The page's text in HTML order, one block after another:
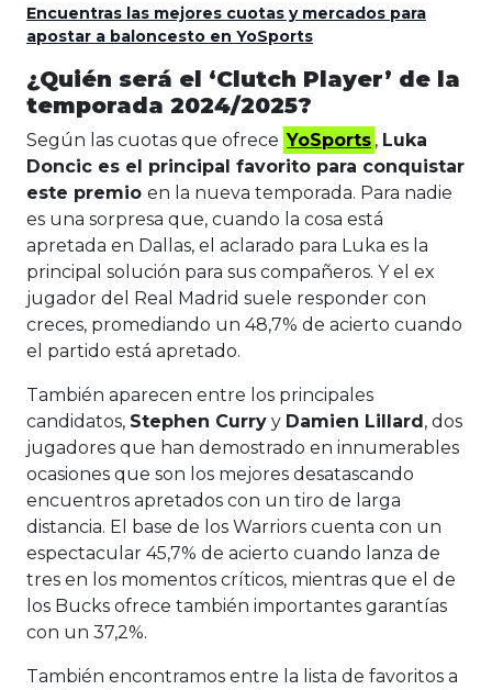
Encuentras las mejores cuotas y mercados para
apostar a baloncesto en YoSports
¿Quién será el ‘Clutch Player’ de la
temporada 2024/2025?
Según las cuotas que ofrece YoSports , Luka
Doncic es el principal favorito para conquistar
este premio en la nueva temporada. Para nadie
es una sorpresa que, cuando la cosa está
apretada en Dallas, el aclarado para Luka es la
principal solución para sus compañeros. Y el ex
jugador del Real Madrid suele responder con
creces, promediando un 48,7% de acierto cuando
el partido está apretado.
También aparecen entre los principales
candidatos, Stephen Curry y Damien Lillard, dos
jugadores que han demostrado en innumerables
ocasiones que son los mejores desatascando
encuentros apretados con un tiro de larga
distancia. El base de los Warriors cuenta con un
espectacular 45,7% de acierto cuando lanza de
tres en los momentos críticos, mientras que el de
los Bucks ofrece también importantes garantías
con un 37,2%.
También encontramos entre la lista de favoritos a